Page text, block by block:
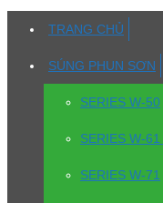
TRANG CHỦ
SÚNG PHUN SƠN
SERIES W-50
SERIES W-
SERIES W-71